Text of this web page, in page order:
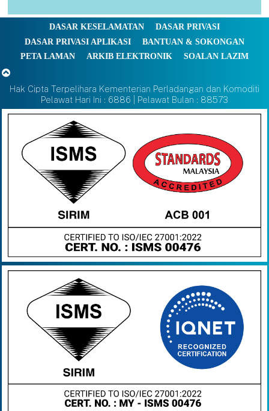
DASAR KESELAMATAN
DASAR PRIVASI
DASAR PRIVASI APLIKASI
BANTUAN & SOKONGAN
PETA LAMAN
ARKIB ELEKTRONIK SOALAN LAZIM
Hak Cipta Terpelihara Kementerian Perladangan dan Komoditi
Pelawat Hari Ini : 6886 | Pelawat Bulan : 88573